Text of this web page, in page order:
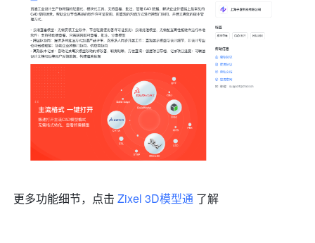
更多功能细节，点击 Zixel 3D模型通 了解